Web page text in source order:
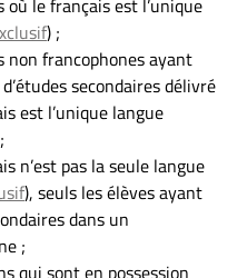
le français est l’unique
) ;
non francophones ayant
secondaires délivré
est l’unique langue
n’est pas la seule langue
), seuls les élèves ayant
dans un
;
qui sont en possession